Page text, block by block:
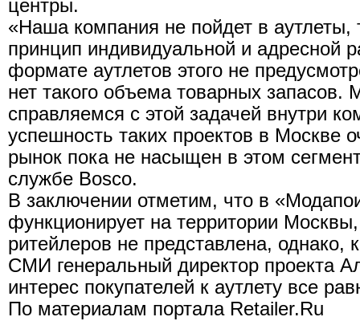
центры.
«Наша компания не пойдет в аутлеты,
принцип индивидуальной и адресной
формате аутлетов этого не
нет такого объема товарных запасов.
справляемся с этой задачей внутри
успешность таких проектов в Москве
рынок пока не насыщен в этом
службе Bosco.
В заключении отметим, что в
функционирует на территории
ритейлеров не представлена, однако,
СМИ генеральный директор проекта
интерес покупателей к аутлету все
По материалам портала Retailer.Ru